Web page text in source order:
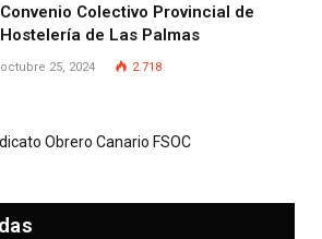
Convenio Colectivo Provincial de
Hostelería de Las Palmas
octubre 25, 2024 2.718